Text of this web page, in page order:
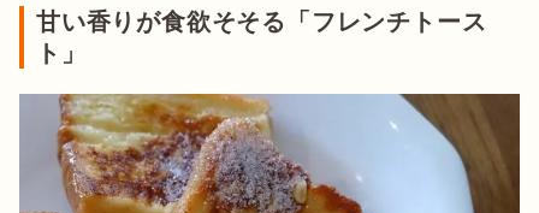
甘い香りが食欲そそる「フレンチトース
ト」